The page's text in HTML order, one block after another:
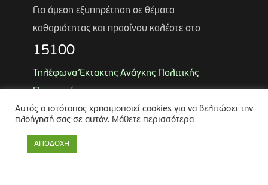
Για άμεση εξυπηρέτηση σε θέματα
καθαριότητας και πρασίνου καλέστε στο
15100
Τηλέφωνα Έκτακτης Ανάγκης Πολιτικής
Προστασίας
ΑντιδήμαρχοςΛύκος Παναγιώτης
Αυτός ο ιστότοπος χρησιμοποιεί cookies για να βελιτώσει την
πλοήγησή σας σε αυτόν. Μάθετε περισσότερα
ΑΠΟΔΟΧΗ